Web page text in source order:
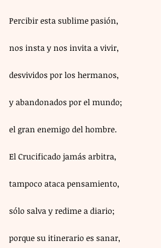
Percibir esta sublime pasión,
nos insta y nos invita a vivir,
desvividos por los hermanos,
y abandonados por el mundo;
el gran enemigo del hombre.
El Crucificado jamás arbitra,
tampoco ataca pensamiento,
sólo salva y redime a diario;
porque su itinerario es sanar,